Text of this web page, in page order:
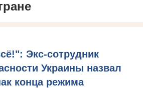
Экс-сотрудник
Украины назвал
конца режима